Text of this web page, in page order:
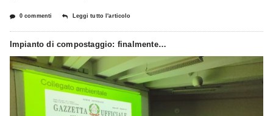
0 commenti Leggi tutto l'articolo
Impianto di compostaggio: finalmente…